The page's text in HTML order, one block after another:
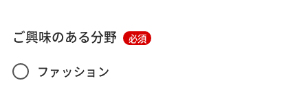
ご興味のある分野 必須
ファッション